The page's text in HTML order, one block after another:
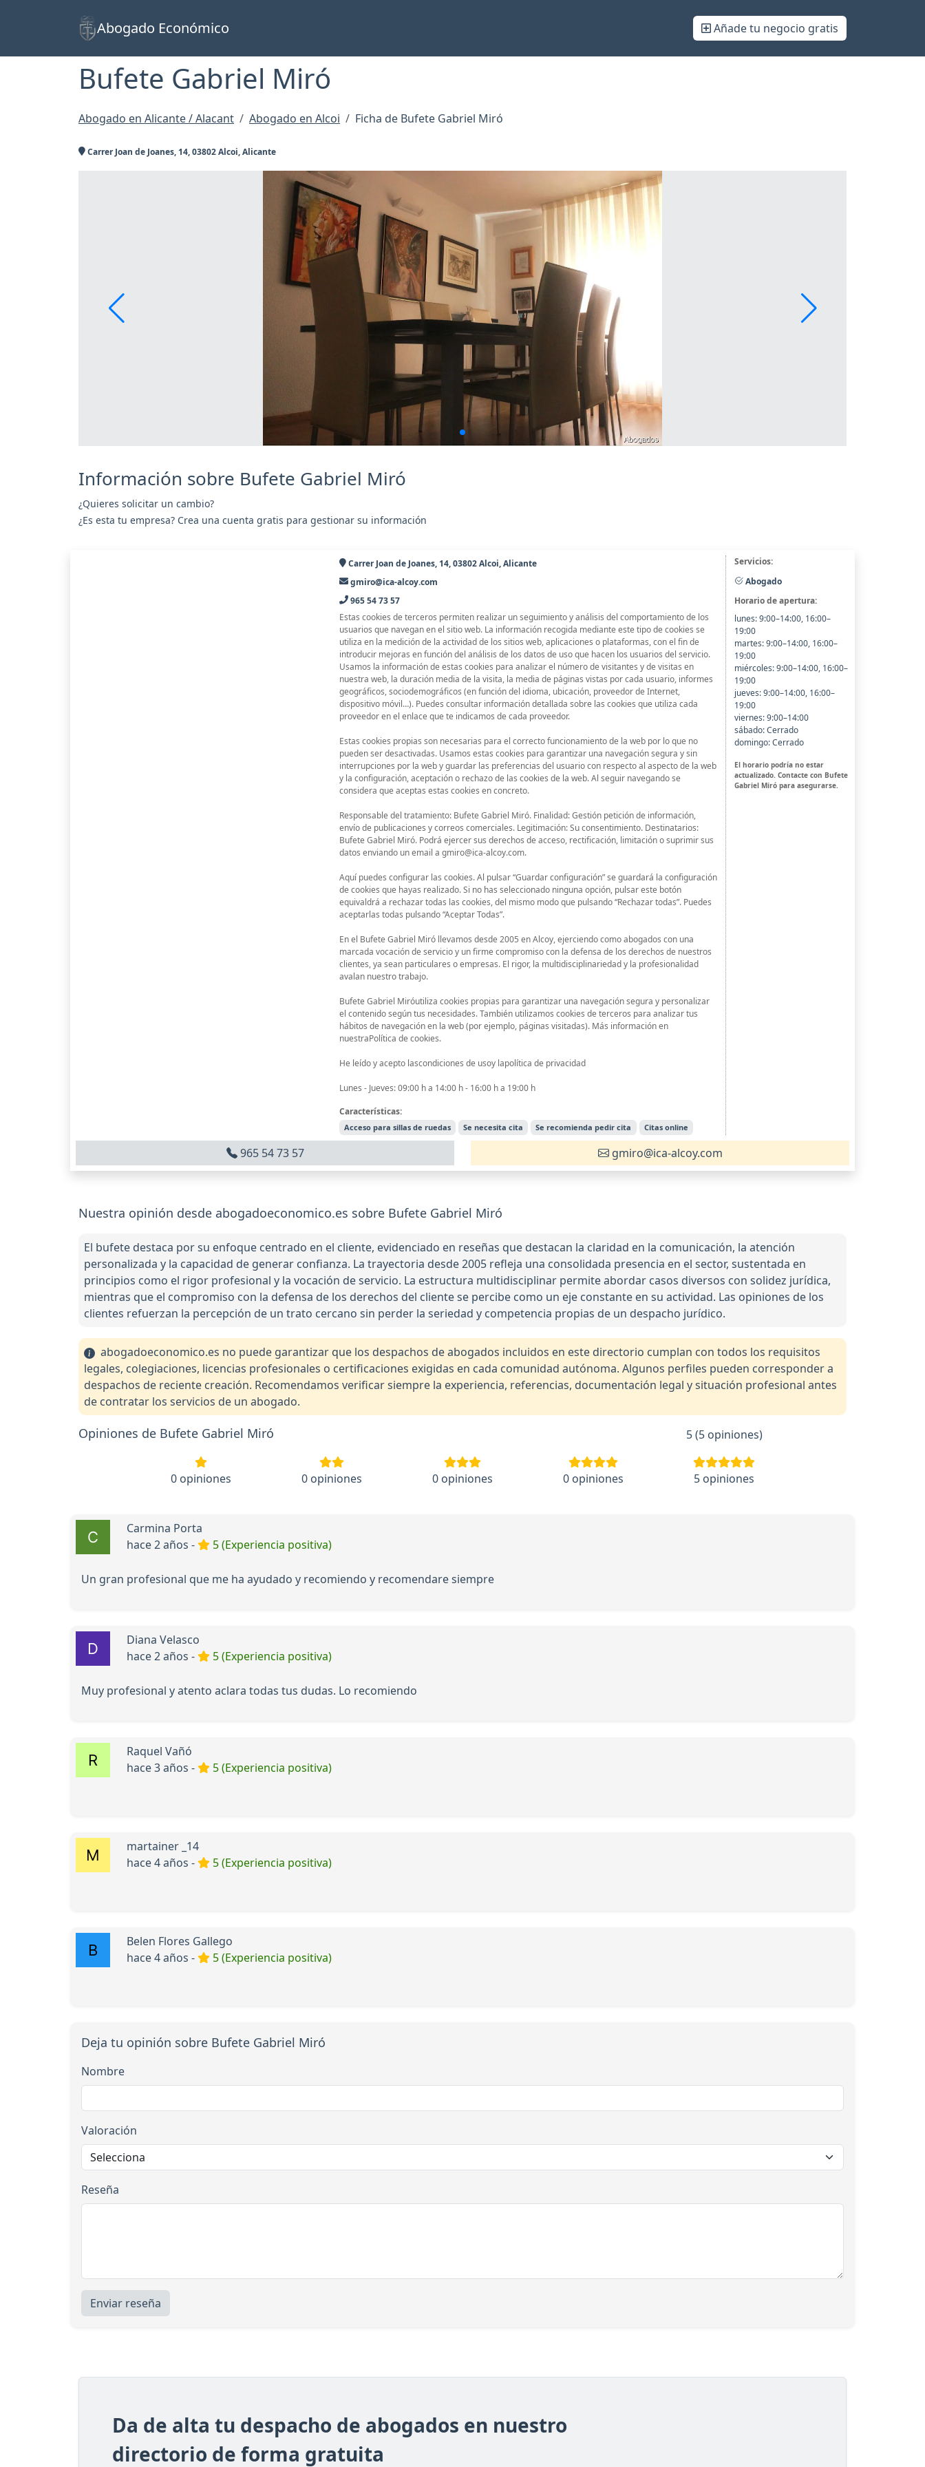
Abogado Económico Añade tu negocio gratis
Bufete Gabriel Miró
Abogado en Alicante / Alacant Abogado en Alcoi Ficha de Bufete Gabriel Miró
Carrer Joan de Joanes, 14, 03802 Alcoi, Alicante
Información sobre Bufete Gabriel Miró
¿Quieres solicitar un cambio?
¿Es esta tu empresa? Crea una cuenta gratis para gestionar su información
Carrer Joan de Joanes, 14, 03802 Alcoi, Alicante
gmiro@ica-alcoy.com
965 54 73 57
Estas cookies de terceros permiten realizar un seguimiento y análisis del comportamiento de los
usuarios que navegan en el sitio web. La información recogida mediante este tipo de cookies se
utiliza en la medición de la actividad de los sitios web, aplicaciones o plataformas, con el fin de
introducir mejoras en función del análisis de los datos de uso que hacen los usuarios del servicio.
Usamos la información de estas cookies para analizar el número de visitantes y de visitas en
nuestra web, la duración media de la visita, la media de páginas vistas por cada usuario, informes
geográficos, sociodemográficos (en función del idioma, ubicación, proveedor de Internet,
dispositivo móvil…). Puedes consultar información detallada sobre las cookies que utiliza cada
proveedor en el enlace que te indicamos de cada proveedor.
Estas cookies propias son necesarias para el correcto funcionamiento de la web por lo que no
pueden ser desactivadas. Usamos estas cookies para garantizar una navegación segura y sin
interrupciones por la web y guardar las preferencias del usuario con respecto al aspecto de la web
y la configuración, aceptación o rechazo de las cookies de la web. Al seguir navegando se
considera que aceptas estas cookies en concreto.
Responsable del tratamiento: Bufete Gabriel Miró. Finalidad: Gestión petición de información,
envío de publicaciones y correos comerciales. Legitimación: Su consentimiento. Destinatarios:
Bufete Gabriel Miró. Podrá ejercer sus derechos de acceso, rectificación, limitación o suprimir sus
datos enviando un email a gmiro@ica-alcoy.com.
Aquí puedes configurar las cookies. Al pulsar “Guardar configuración” se guardará la configuración
de cookies que hayas realizado. Si no has seleccionado ninguna opción, pulsar este botón
equivaldrá a rechazar todas las cookies, del mismo modo que pulsando “Rechazar todas”. Puedes
aceptarlas todas pulsando “Aceptar Todas”.
En el Bufete Gabriel Miró llevamos desde 2005 en Alcoy, ejerciendo como abogados con una
marcada vocación de servicio y un firme compromiso con la defensa de los derechos de nuestros
clientes, ya sean particulares o empresas. El rigor, la multidisciplinariedad y la profesionalidad
avalan nuestro trabajo.
Bufete Gabriel Miróutiliza cookies propias para garantizar una navegación segura y personalizar
el contenido según tus necesidades. También utilizamos cookies de terceros para analizar tus
hábitos de navegación en la web (por ejemplo, páginas visitadas). Más información en
nuestraPolítica de cookies.
He leído y acepto lascondiciones de usoy lapolítica de privacidad
Lunes - Jueves: 09:00 h a 14:00 h - 16:00 h a 19:00 h
Características:
Acceso para sillas de ruedas Se necesita cita Se recomienda pedir cita Citas online
Servicios:
Abogado
Horario de apertura:
lunes: 9:00–14:00, 16:00–
19:00
martes: 9:00–14:00, 16:00–
19:00
miércoles: 9:00–14:00, 16:00–
19:00
jueves: 9:00–14:00, 16:00–
19:00
viernes: 9:00–14:00
sábado: Cerrado
domingo: Cerrado
El horario podría no estar
actualizado. Contacte con Bufete
Gabriel Miró para asegurarse.
965 54 73 57 gmiro@ica-alcoy.com
Nuestra opinión desde abogadoeconomico.es sobre Bufete Gabriel Miró
El bufete destaca por su enfoque centrado en el cliente, evidenciado en reseñas que destacan la claridad en la comunicación, la atención
personalizada y la capacidad de generar confianza. La trayectoria desde 2005 refleja una consolidada presencia en el sector, sustentada en
principios como el rigor profesional y la vocación de servicio. La estructura multidisciplinar permite abordar casos diversos con solidez jurídica,
mientras que el compromiso con la defensa de los derechos del cliente se percibe como un eje constante en su actividad. Las opiniones de los
clientes refuerzan la percepción de un trato cercano sin perder la seriedad y competencia propias de un despacho jurídico.
abogadoeconomico.es no puede garantizar que los despachos de abogados incluidos en este directorio cumplan con todos los requisitos
legales, colegiaciones, licencias profesionales o certificaciones exigidas en cada comunidad autónoma. Algunos perfiles pueden corresponder a
despachos de reciente creación. Recomendamos verificar siempre la experiencia, referencias, documentación legal y situación profesional antes
de contratar los servicios de un abogado.
Opiniones de Bufete Gabriel Miró 5 (5 opiniones)
0 opiniones 0 opiniones 0 opiniones 0 opiniones 5 opiniones
Carmina Porta
hace 2 años -
5 (Experiencia positiva)
Un gran profesional que me ha ayudado y recomiendo y recomendare siempre
Diana Velasco
hace 2 años -
5 (Experiencia positiva)
Muy profesional y atento aclara todas tus dudas. Lo recomiendo
Raquel Vañó
hace 3 años -
5 (Experiencia positiva)
martainer _14
hace 4 años -
5 (Experiencia positiva)
Belen Flores Gallego
hace 4 años -
5 (Experiencia positiva)
Deja tu opinión sobre Bufete Gabriel Miró
Nombre
Valoración
Reseña
Enviar reseña
Da de alta tu despacho de abogados en nuestro
directorio de forma gratuita